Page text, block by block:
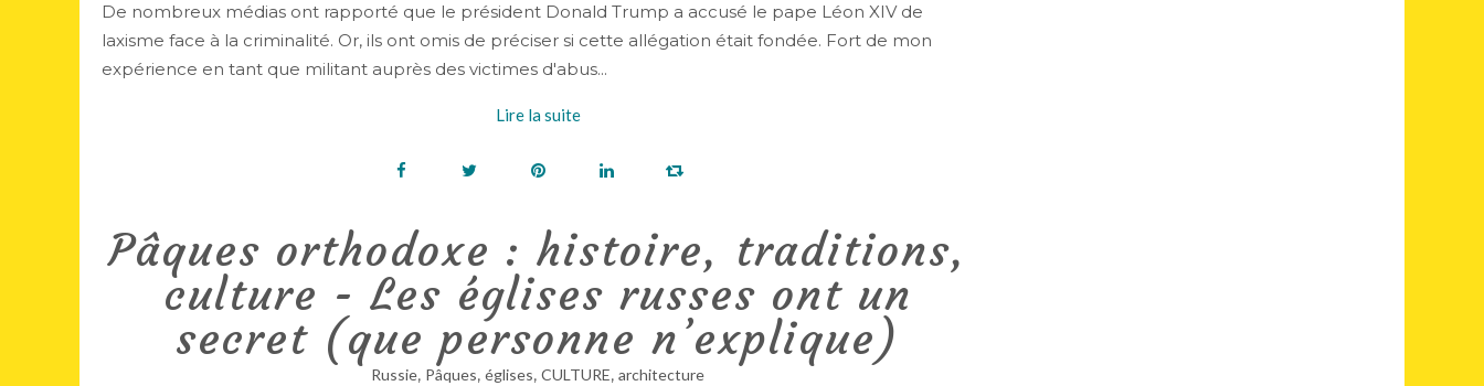
De nombreux médias ont rapporté que le président Donald Trump a accusé le pape Léon XIV de
laxisme face à la criminalité. Or, ils ont omis de préciser si cette allégation était fondée. Fort de mon
expérience en tant que militant auprès des victimes d'abus...
Lire la suite
Pâques orthodoxe : histoire, traditions,
culture - Les églises russes ont un
secret (que personne n’explique)
Russie, Pâques, églises, CULTURE, architecture